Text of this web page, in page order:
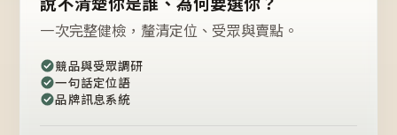
一次完整健檢，釐清定位、受眾與賣點。
競品與受眾調研
一句話定位語
品牌訊息系統